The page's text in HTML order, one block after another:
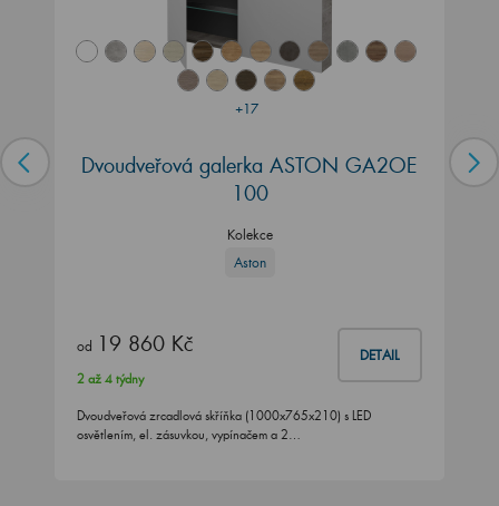
+17
Dvoudveřová galerka ASTON GA2OE
100
Kolekce
Aston
od 19 860 Kč DETAIL
2 až 4 týdny
Dvoudveřová zrcadlová skříňka (1000x765x210) s LED
osvětlením, el. zásuvkou, vypínačem a 2…